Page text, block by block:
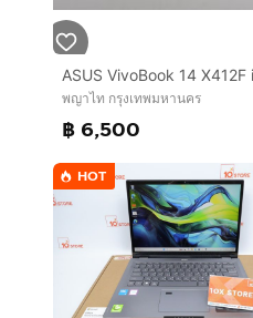
พญาไท กรุงเทพมหานคร
฿ 6,500
HOT